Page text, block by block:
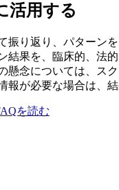
活用する
振り返り、パターン
結果を、臨床的、法
懸念については、ス
報が必要な場合は、
を読む